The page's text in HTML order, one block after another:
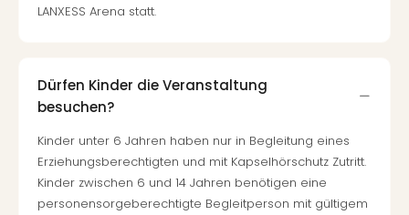
LANXESS Arena statt.
Dürfen Kinder die Veranstaltung
besuchen?
Kinder unter 6 Jahren haben nur in Begleitung eines
Erziehungsberechtigten und mit Kapselhörschutz Zutritt.
Kinder zwischen 6 und 14 Jahren benötigen eine
personensorgeberechtigte Begleitperson mit gültigem